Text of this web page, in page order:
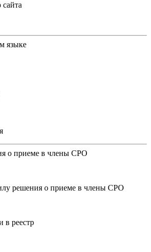
языке
о приеме в члены СРО
решения о приеме в члены СРО
в реестр